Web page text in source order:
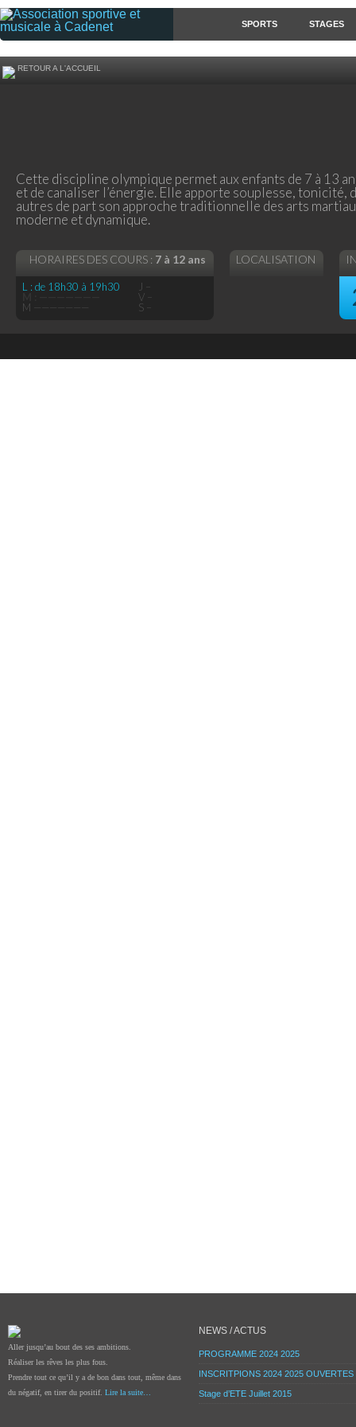
SPORTS STAGES
RETOUR A L'ACCUEIL
Cette discipline olympique permet aux enfants de 7 à 13
et de canaliser l’énergie. Elle apporte souplesse, tonicité,
autres de part son approche traditionnelle des arts
moderne et dynamique.
HORAIRES DES COURS : 7 à 12 ans
L : de 18h30 à 19h30
M ———————
J –
V –
S –
LOCALISATION
Aller jusqu’au bout des ses ambitions.
Réaliser les rêves les plus fous.
Prendre tout ce qu’il y a de bon dans tout, même dans
du négatif, en tirer du positif. Lire la suite…
NEWS / ACTUS
PROGRAMME 2024 2025
INSCRITPIONS 2024 2025 OUVERTES
Stage d’ETE Juillet 2015